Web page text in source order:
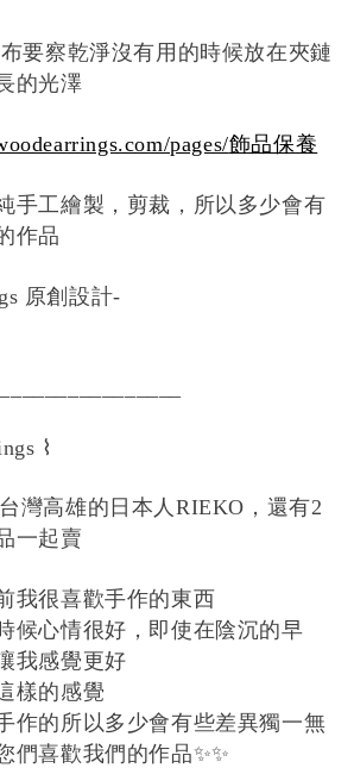
要察乾淨沒有用的時候放在夾鏈
的光澤
pages/飾品保養
手工繪製，剪裁，所以多少會有
作品
原創設計-
⌇
灣高雄的日本人RIEKO ，還有2
一起賣
我很喜歡手作的東西
候心情很好，即使在陰沉的早
我感覺更好
樣的感覺
作的所以多少會有些差異獨一無
們喜歡我們的作品✨✨